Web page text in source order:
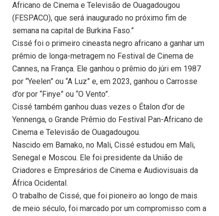
Africano de Cinema e Televisão de Ouagadougou
(FESPACO), que será inaugurado no próximo fim de
semana na capital de Burkina Faso.”
Cissé foi o primeiro cineasta negro africano a ganhar um
prêmio de longa-metragem no Festival de Cinema de
Cannes, na França. Ele ganhou o prêmio do júri em 1987
por “Yeelen” ou “A Luz” e, em 2023, ganhou o Carrosse
d’or por “Finye” ou “O Vento”.
Cissé também ganhou duas vezes o Étalon d’or de
Yennenga, o Grande Prêmio do Festival Pan-Africano de
Cinema e Televisão de Ouagadougou.
Nascido em Bamako, no Mali, Cissé estudou em Mali,
Senegal e Moscou. Ele foi presidente da União de
Criadores e Empresários de Cinema e Audiovisuais da
África Ocidental.
O trabalho de Cissé, que foi pioneiro ao longo de mais
de meio século, foi marcado por um compromisso com a